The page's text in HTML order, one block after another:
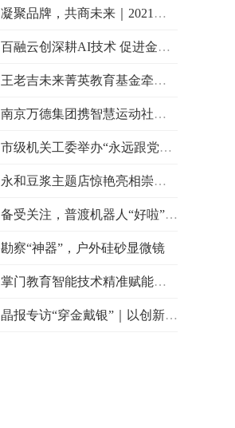
凝聚品牌，共商未来｜2021中国企业品牌建设峰会暨媒体发
百融云创深耕AI技术 促进金融机构盘活存量客户
王老吉未来菁英教育基金牵手汕头大学首设 “刺柠吉奖学
南京万德集团携智慧运动社区解决方案精彩亮相2021体博会
市级机关工委举办“永远跟党走，建功新时代”庆祝建党百
永和豆浆主题店惊艳亮相崇明花博会，成新晋网红打卡地
备受关注，普渡机器人“好啦”亮相2021中国连锁餐饮峰会
勘察“神器”，户外硅砂显微镜
掌门教育智能技术精准赋能个性化教学 品质课程助力信息
晶报专访“穿金戴银”｜以创新突破界限，创造无限可能